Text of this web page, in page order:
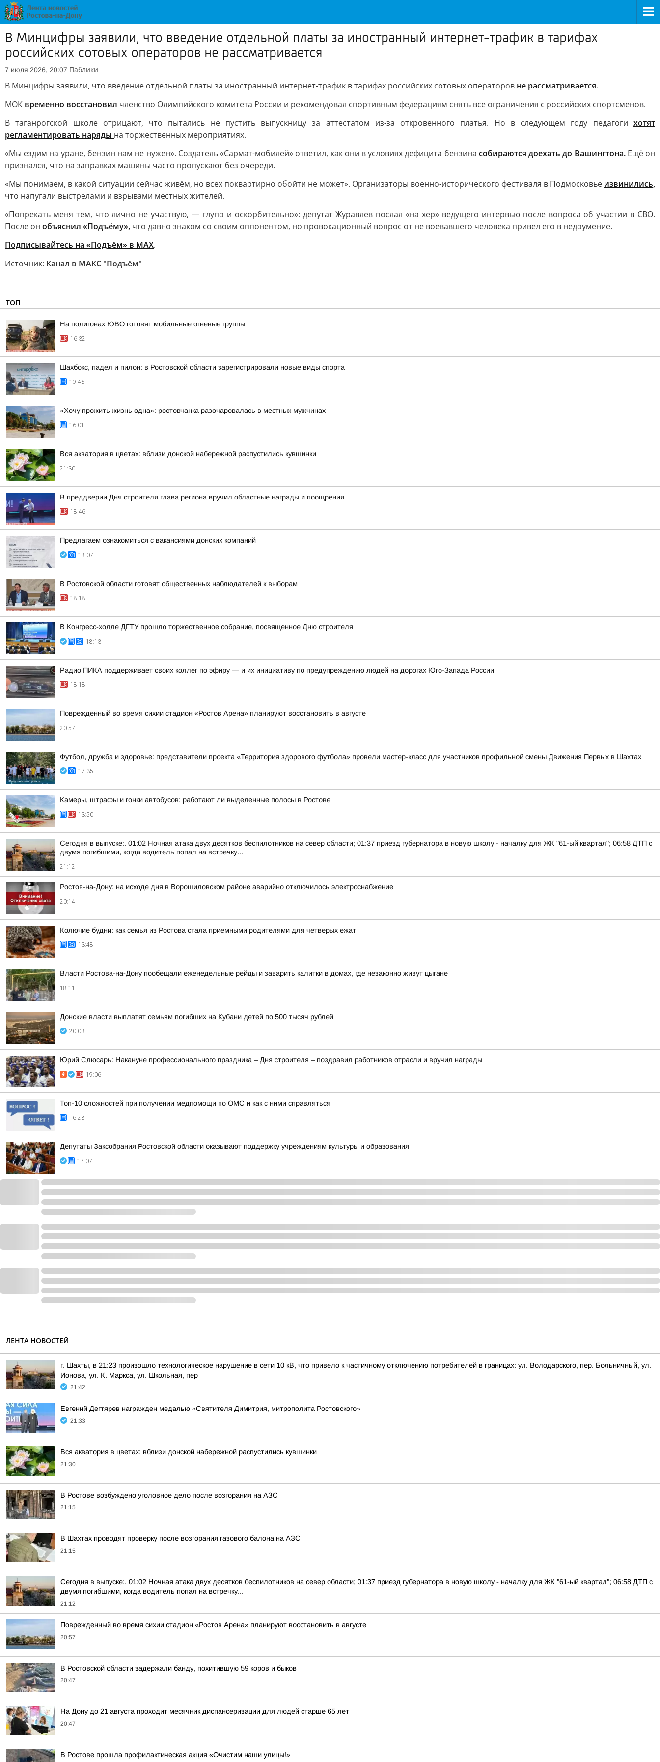
В Минцифры заявили, что введение отдельной платы за иностранный интернет-трафик в тарифах
российских сотовых операторов не рассматривается
7 июля 2026, 20:07 Паблики
В Минцифры заявили, что введение отдельной платы за иностранный интернет-трафик в тарифах российских сотовых операторов не рассматривается.
МОК временно восстановил членство Олимпийского комитета России и рекомендовал спортивным федерациям снять все ограничения с российских спортсменов.
В таганрогской школе отрицают, что пытались не пустить выпускницу за аттестатом из-за откровенного платья. Но в следующем году педагоги хотят
регламентировать наряды на торжественных мероприятиях.
«Мы ездим на уране, бензин нам не нужен». Создатель «Сармат-мобилей» ответил, как они в условиях дефицита бензина собираются доехать до Вашингтона.Ещё он
признался, что на заправках машины часто пропускают без очереди.
«Мы понимаем, в какой ситуации сейчас живём, но всех поквартирно обойти не может». Организаторы военно-исторического фестиваля в Подмосковье извинились,
что напугали выстрелами и взрывами местных жителей.
«Попрекать меня тем, что лично не участвую, — глупо и оскорбительно»: депутат Журавлев послал «на хер» ведущего интервью после вопроса об участии в СВО.
После он объяснил «Подъёму», что давно знаком со своим оппонентом, но провокационный вопрос от не воевавшего человека привел его в недоумение.
Подписывайтесь на «Подъём» в MAX.
Источник: Канал в МАКС "Подъём"
ТОП
На полигонах ЮВО готовят мобильные огневые группы
16:32
Шахбокс, падел и пилон: в Ростовской области зарегистрировали новые виды спорта
19:46
«Хочу прожить жизнь одна»: ростовчанка разочаровалась в местных мужчинах
16:01
Вся акватория в цветах: вблизи донской набережной распустились кувшинки
21:30
В преддверии Дня строителя глава региона вручил областные награды и поощрения
18:46
Предлагаем ознакомиться с вакансиями донских компаний
18:07
В Ростовской области готовят общественных наблюдателей к выборам
18:18
В Конгресс-холле ДГТУ прошло торжественное собрание, посвященное Дню строителя
18:13
Радио ПИКА поддерживает своих коллег по эфиру — и их инициативу по предупреждению людей на дорогах Юго-Запада России
18:18
Поврежденный во время сихии стадион «Ростов Арена» планируют восстановить в августе
20:57
Футбол, дружба и здоровье: представители проекта «Территория здорового футбола» провели мастер-класс для участников профильной смены Движения Первых в Шахтах
17:35
Камеры, штрафы и гонки автобусов: работают ли выделенные полосы в Ростове
13:50
Сегодня в выпуске:. 01:02 Ночная атака двух десятков беспилотников на север области; 01:37 приезд губернатора в новую школу - началку для ЖК "61-ый квартал"; 06:58 ДТП с
двумя погибшими, когда водитель попал на встречку...
21:12
Ростов-на-Дону: на исходе дня в Ворошиловском районе аварийно отключилось электроснабжение
20:14
Колючие будни: как семья из Ростова стала приемными родителями для четверых ежат
13:48
Власти Ростова-на-Дону пообещали еженедельные рейды и заварить калитки в домах, где незаконно живут цыгане
18:11
Донские власти выплатят семьям погибших на Кубани детей по 500 тысяч рублей
20:03
Юрий Слюсарь: Накануне профессионального праздника – Дня строителя – поздравил работников отрасли и вручил награды
19:06
Топ-10 сложностей при получении медпомощи по ОМС и как с ними справляться
16:23
Депутаты Заксобрания Ростовской области оказывают поддержку учреждениям культуры и образования
17:07
ЛЕНТА НОВОСТЕЙ
г. Шахты, в 21:23 произошло технологическое нарушение в сети 10 кВ, что привело к частичному отключению потребителей в границах: ул. Володарского, пер. Больничный, ул.
Ионова, ул. К. Маркса, ул. Школьная, пер
21:42
Евгений Дегтярев награжден медалью «Святителя Димитрия, митрополита Ростовского»
21:33
Вся акватория в цветах: вблизи донской набережной распустились кувшинки
21:30
В Ростове возбуждено уголовное дело после возгорания на АЗС
21:15
В Шахтах проводят проверку после возгорания газового балона на АЗС
21:15
Сегодня в выпуске:. 01:02 Ночная атака двух десятков беспилотников на север области; 01:37 приезд губернатора в новую школу - началку для ЖК "61-ый квартал"; 06:58 ДТП с
двумя погибшими, когда водитель попал на встречку...
21:12
Поврежденный во время сихии стадион «Ростов Арена» планируют восстановить в августе
20:57
В Ростовской области задержали банду, похитившую 59 коров и быков
20:47
На Дону до 21 августа проходит месячник диспансеризации для людей старше 65 лет
20:47
В Ростове прошла профилактическая акция «Очистим наши улицы!»